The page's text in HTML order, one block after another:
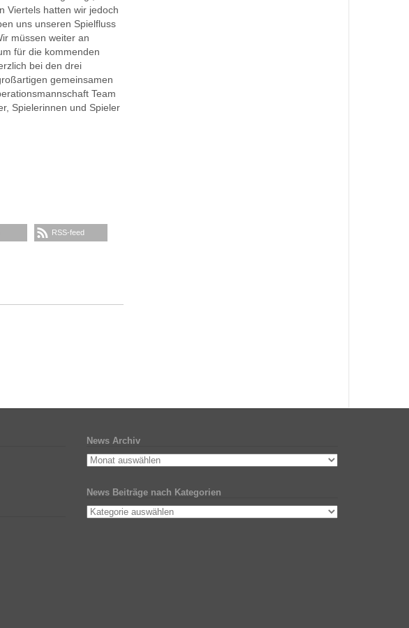
Viertels hatten wir jedoch
uns unseren Spielfluss
müssen weiter an
für die kommenden
bei den drei
gemeinsamen
Team
Spielerinnen und Spieler
RSS-feed
News Archiv
News Beiträge nach Kategorien